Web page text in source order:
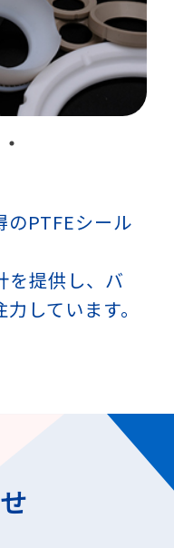
PTFEシール
を提供し、バ
しています。